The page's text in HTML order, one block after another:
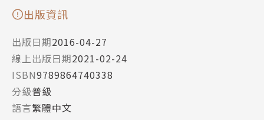
出版資訊
出版日期2016-04-27
線上出版日期2021-02-24
ISBN9789864740338
分級普級
語言繁體中文